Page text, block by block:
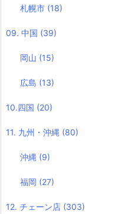
札幌市 (18)
09. 中国 (39)
岡山 (15)
広島 (13)
10.四国 (20)
11. 九州・沖縄 (80)
沖縄 (9)
福岡 (27)
12. チェーン店 (303)